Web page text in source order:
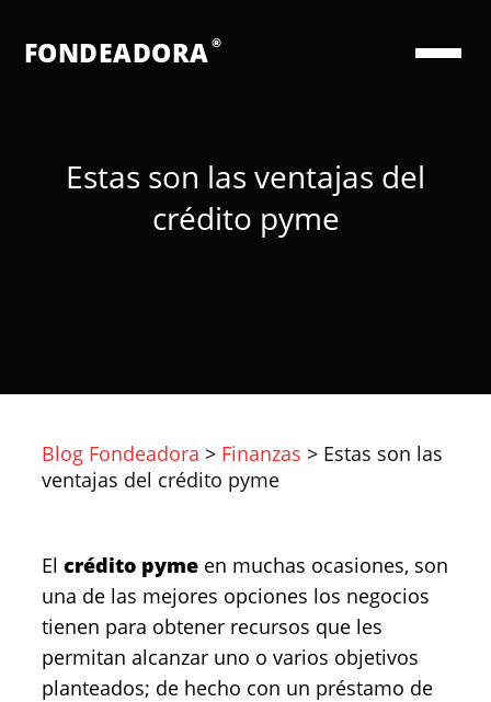
FONDEADORA ®
Estas son las ventajas del
crédito pyme
Blog Fondeadora > Finanzas > Estas son las
ventajas del crédito pyme
El crédito pyme en muchas ocasiones, son
una de las mejores opciones los negocios
tienen para obtener recursos que les
permitan alcanzar uno o varios objetivos
planteados; de hecho con un préstamo de